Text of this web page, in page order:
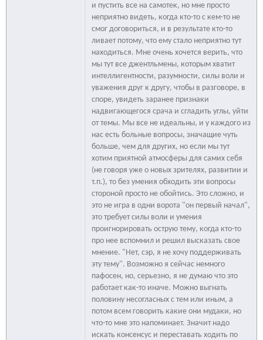
и пустить все на самотек, но мне просто
неприятно видеть, когда кто-то с кем-то не
смог договориться, и в результате кто-то
ливает потому, что ему стало неприятно тут
находиться. Мне очень хочется верить, что
мы тут все джентльмены, которым хватит
интеллигентности, разумности, силы воли и
уважения друг к другу, чтобы в разговоре, в
споре, увидеть заранее признаки
надвигающегося срача и сгладить углы, уйти
от темы. Мы все не идеальны, и у каждого из
нас есть больные вопросы, значащие чуть
больше, чем для других, но если мы тут
хотим приятной атмосферы для самих себя
(не говоря уже о новых зрителях, развитии и
т.п.), то без умения обходить эти вопросы
стороной просто не обойтись. Это сложно, и
это не игра в одни ворота "он первый начал",
это требует силы воли и умения
проигнорировать острую тему, когда кто-то
про нее вспомнил и решил высказать свое
мнение. "Нет, сэр, я не хочу поддерживать
эту тему". Возможно я сейчас немного
пафосен, но, серьезно, я не думаю что это
работает как-то иначе. Можно выгнать
половину несогласных с тем или иным, а
потом всем говорить какие они мудаки, но
что-то мне это напоминает. Значит надо
искать консенсус и переставать ходить по